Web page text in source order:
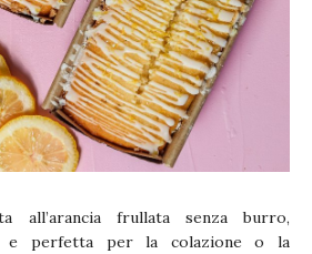
all’arancia frullata senza burro,
e perfetta per la colazione o la